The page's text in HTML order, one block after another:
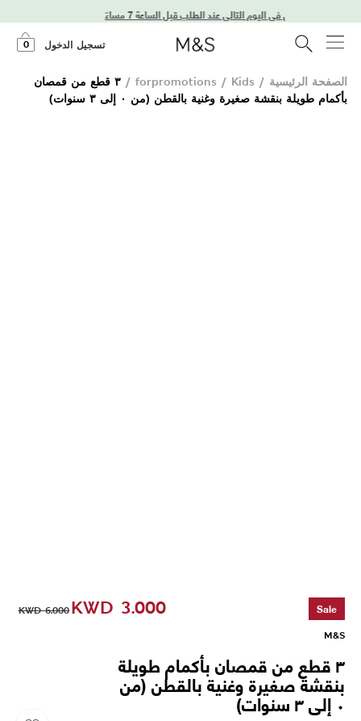
توصيل في اليوم التالي عند الطلب قبل الساعة 7 مساءً
تسجيل الدخول 0
الصفحة الرئيسية /
forpromotions / Kids
/
٣ قطع من قمصان
بأكمام طويلة بنقشة صغيرة وغنية بالقطن (من ٠ إلى ٣ سنوات)
Sale
KWD 3.000
KWD6.000
M&S
٣ قطع من قمصان بأكمام طويلة
بنقشة صغيرة وغنية بالقطن (من
٠ إلى ٣ سنوات)